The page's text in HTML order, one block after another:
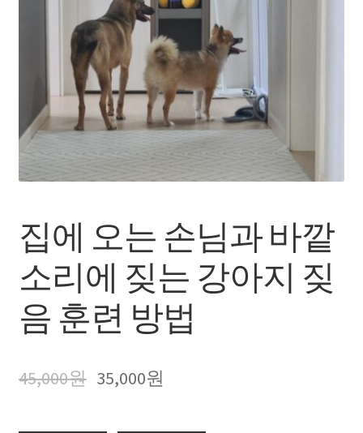
장바구니
내 강의실(구매한 영상 보기)
집에 오는 손님과 바깥
소리에 짖는 강아지 짖
음 훈련 방법
45,000원 35,000원